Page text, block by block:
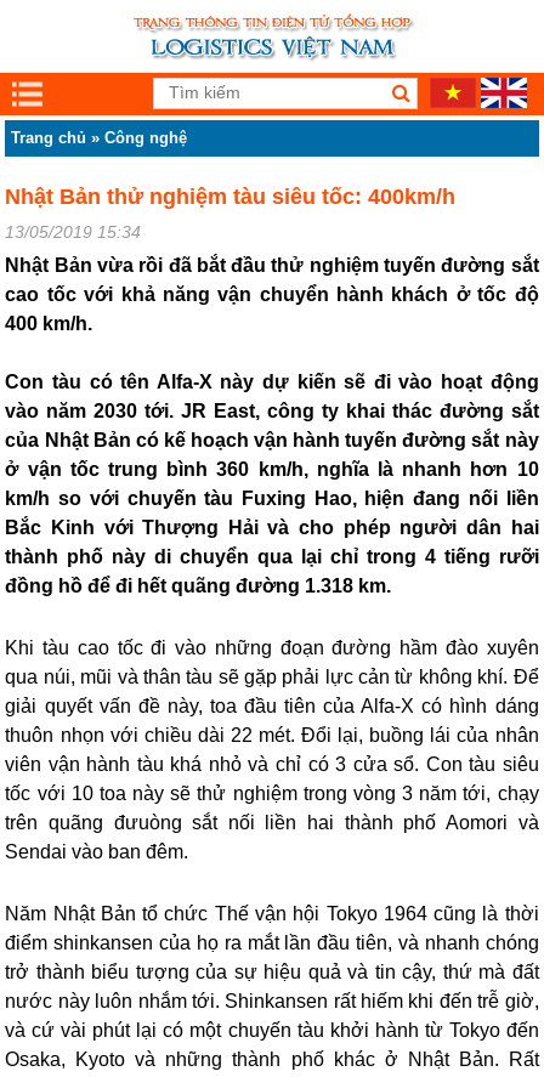
Trang chủ »Công nghệ
Nhật Bản thử nghiệm tàu siêu tốc: 400km/h
13/05/2019 15:34
Nhật Bản vừa rồi đã bắt đầu thử nghiệm tuyến đường sắt
cao tốc với khả năng vận chuyển hành khách ở tốc độ
400 km/h.
Con tàu có tên Alfa-X này dự kiến sẽ đi vào hoạt động
vào năm 2030 tới. JR East, công ty khai thác đường sắt
của Nhật Bản có kế hoạch vận hành tuyến đường sắt này
ở vận tốc trung bình 360 km/h, nghĩa là nhanh hơn 10
km/h so với chuyến tàu Fuxing Hao, hiện đang nối liền
Bắc Kinh với Thượng Hải và cho phép người dân hai
thành phố này di chuyển qua lại chỉ trong 4 tiếng rưỡi
đồng hồ để đi hết quãng đường 1.318 km.
Khi tàu cao tốc đi vào những đoạn đường hầm đào xuyên
qua núi, mũi và thân tàu sẽ gặp phải lực cản từ không khí. Để
giải quyết vấn đề này, toa đầu tiên của Alfa-X có hình dáng
thuôn nhọn với chiều dài 22 mét. Đổi lại, buồng lái của nhân
viên vận hành tàu khá nhỏ và chỉ có 3 cửa sổ. Con tàu siêu
tốc với 10 toa này sẽ thử nghiệm trong vòng 3 năm tới, chạy
trên quãng đưuòng sắt nối liền hai thành phố Aomori và
Sendai vào ban đêm.
Năm Nhật Bản tổ chức Thế vận hội Tokyo 1964 cũng là thời
điểm shinkansen của họ ra mắt lần đầu tiên, và nhanh chóng
trở thành biểu tượng của sự hiệu quả và tin cậy, thứ mà đất
nước này luôn nhắm tới. Shinkansen rất hiếm khi đến trễ giờ,
và cứ vài phút lại có một chuyến tàu khởi hành từ Tokyo đến
Osaka, Kyoto và những thành phố khác ở Nhật Bản. Rất